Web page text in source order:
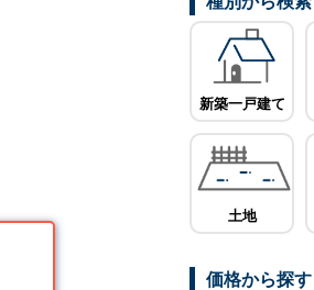
新築一戸建て
土地
価格から探す